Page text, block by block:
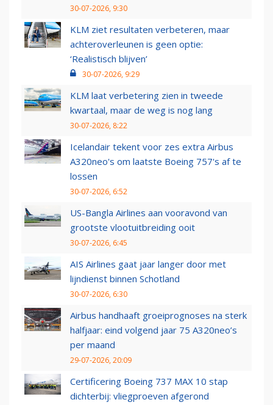
30-07-2026, 9:30
KLM ziet resultaten verbeteren, maar
achteroverleunen is geen optie:
‘Realistisch blijven’
30-07-2026, 9:29
KLM laat verbetering zien in tweede
kwartaal, maar de weg is nog lang
30-07-2026, 8:22
Icelandair tekent voor zes extra Airbus
A320neo's om laatste Boeing 757's af te
lossen
30-07-2026, 6:52
US-Bangla Airlines aan vooravond van
grootste vlootuitbreiding ooit
30-07-2026, 6:45
AIS Airlines gaat jaar langer door met
lijndienst binnen Schotland
30-07-2026, 6:30
Airbus handhaaft groeiprognoses na sterk
halfjaar: eind volgend jaar 75 A320neo’s
per maand
29-07-2026, 20:09
Certificering Boeing 737 MAX 10 stap
dichterbij: vliegproeven afgerond